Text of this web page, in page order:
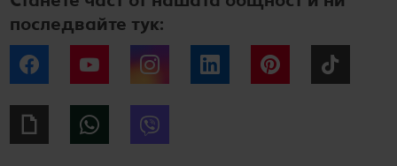
последвайте тук:
Facebook YouTube Instagram LinkedIn Pinterest
Giphy WhatsApp